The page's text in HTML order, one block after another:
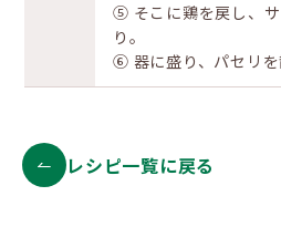
⑤ そこに鶏を戻し、
り。
⑥ 器に盛り、パセリを
レシピ一覧に戻る